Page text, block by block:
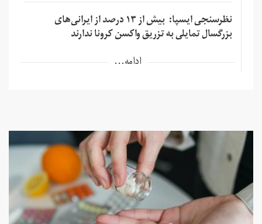
نظرسنجی ایسپا: بیش از ۱۳ درصد از ایرانی‌های
بزرگسال تمایلی به تزریق واکسن کرونا ندارند
ادامه...